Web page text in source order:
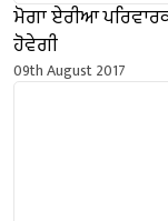
ਮੋਗਾ ਏਰੀਆ
ਹੋਵੇਗੀ
09th August 2017